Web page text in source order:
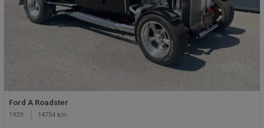
Ford A Roadster
1929 14754 km